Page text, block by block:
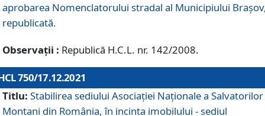
aprobarea Nomenclatorului stradal al Municipiului
republicată.
Observații : Republică H.C.L. nr. 142/2008.
750/17.12.2021
Titlu: Stabilirea sediului Asociației Naționale a Salvatorilor
Montani din România, în incinta imobilului - sediul